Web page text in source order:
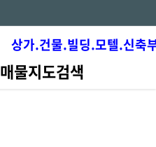
상가.건물.빌딩.모텔.신축
매물지도검색